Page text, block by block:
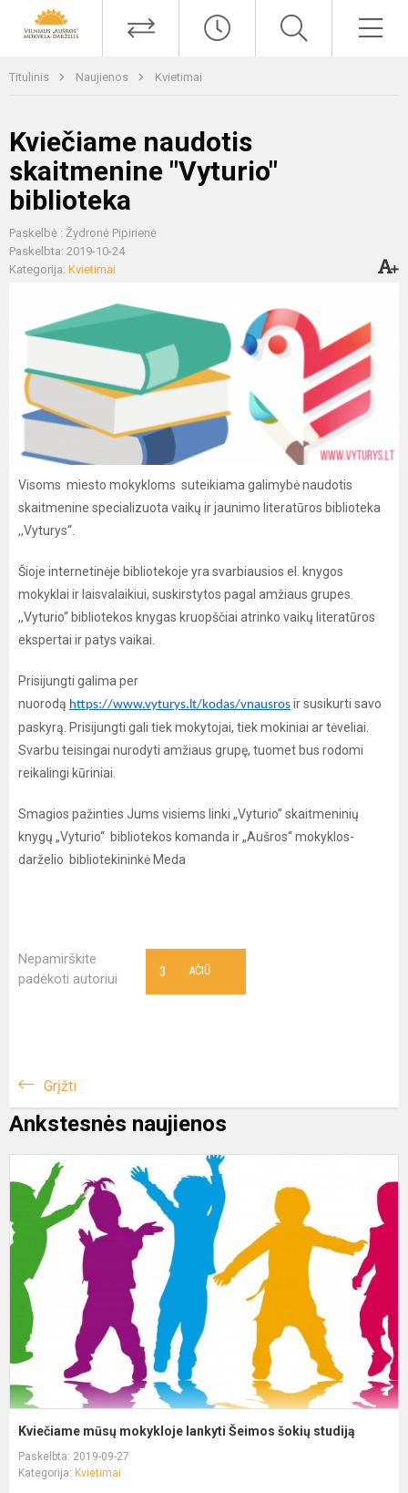
Titulinis Naujienos Kvietimai
Kviečiame naudotis
skaitmenine "Vyturio"
biblioteka
Paskelbė : Žydronė Pipirienė
Paskelbta: 2019-10-24
Kategorija: Kvietimai
Visoms miesto mokykloms suteikiama galimybė naudotis
skaitmenine specializuota vaikų ir jaunimo literatūros biblioteka
,,Vyturys“.
Šioje internetinėje bibliotekoje yra svarbiausios el. knygos
mokyklai ir laisvalaikiui, suskirstytos pagal amžiaus grupes.
,,Vyturio“ bibliotekos knygas kruopščiai atrinko vaikų literatūros
ekspertai ir patys vaikai.
Prisijungti galima per
nuorodą https://www.vyturys.lt/kodas/vnausros ir susikurti savo
paskyrą. Prisijungti gali tiek mokytojai, tiek mokiniai ar tėveliai.
Svarbu teisingai nurodyti amžiaus grupę, tuomet bus rodomi
reikalingi kūriniai.
Smagios pažinties Jums visiems linki „Vyturio” skaitmeninių
knygų „Vyturio“ bibliotekos komanda ir „Aušros“ mokyklos-
darželio bibliotekininkė Meda
Nepamirškite
padėkoti autoriui
AČIŪ
3
Grįžti
Ankstesnės naujienos
Kviečiame mūsų mokykloje lankyti Šeimos šokių studiją
Paskelbta: 2019-09-27
Kategorija: Kvietimai